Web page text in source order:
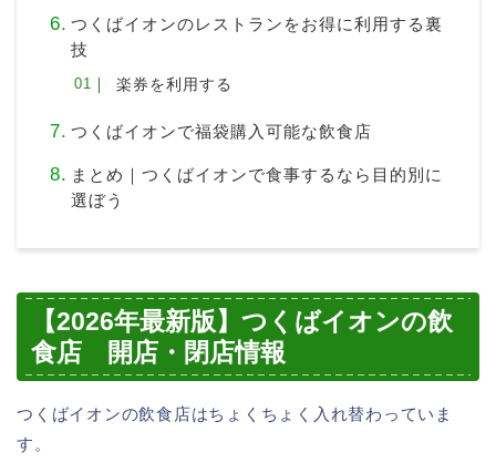
つくばイオンのレストランをお得に利用する裏
技
楽券を利用する
つくばイオンで福袋購入可能な飲食店
まとめ｜つくばイオンで食事するなら目的別に
選ぼう
【2026年最新版】つくばイオンの飲
食店 開店・閉店情報
つくばイオンの飲食店はちょくちょく入れ替わっていま
す。